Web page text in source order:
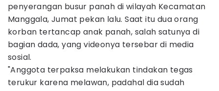
penyerangan busur panah di wilayah Kecamatan
Manggala, Jumat pekan lalu. Saat itu dua orang
korban tertancap anak panah, salah satunya di
bagian dada, yang videonya tersebar di media
sosial.
"Anggota terpaksa melakukan tindakan tegas
terukur karena melawan, padahal dia sudah